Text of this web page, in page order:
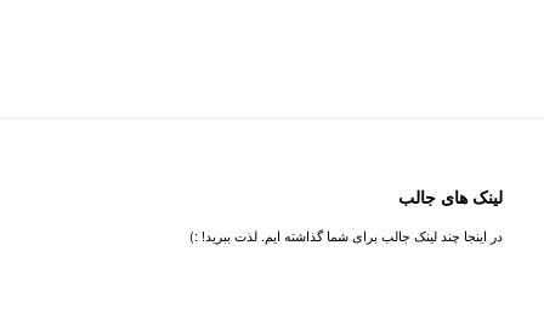
لینک های جالب
در اینجا چند لینک جالب برای شما گذاشته ایم. لذت ببرید! :)